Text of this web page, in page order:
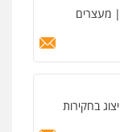
מעצרים
בחקירות